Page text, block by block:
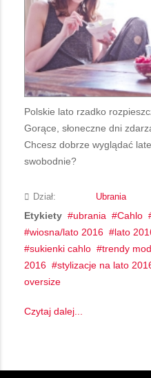
Polskie lato rzadko
Gorące, słoneczne dni
Chcesz dobrze wyglądać
swobodnie?
Dział: Ubrania
Etykiety ubrania Cahlo
wiosna/lato 2016
lato
sukienki cahlo
trendy
2016
stylizacje na lato
oversize
Czytaj dalej...